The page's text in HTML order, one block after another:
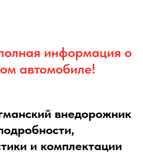
информация о
автомобиле!
внедорожник
и комплектации